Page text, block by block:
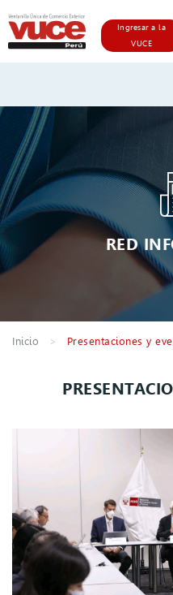
Ingresar a la
VUCE
RED
Inicio Presentaciones y